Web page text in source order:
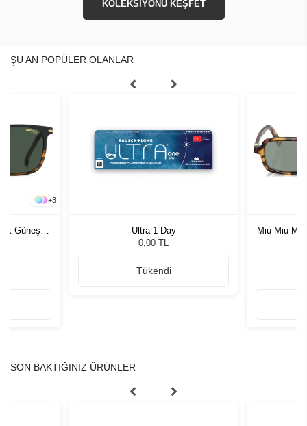
KOLEKSİYONU KEŞFET
ŞU AN POPÜLER OLANLAR
+3
Güneş
Ultra 1 Day
0,00 TL
Tükendi
Miu Miu MU
SON BAKTIĞINIZ ÜRÜNLER